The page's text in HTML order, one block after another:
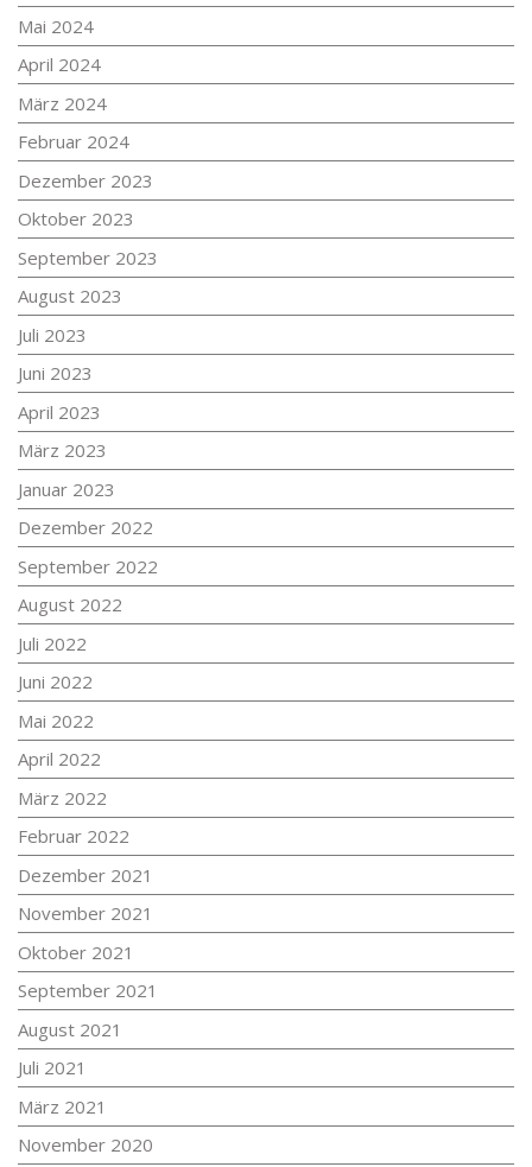
Mai 2024
April 2024
März 2024
Februar 2024
Dezember 2023
Oktober 2023
September 2023
August 2023
Juli 2023
Juni 2023
April 2023
März 2023
Januar 2023
Dezember 2022
September 2022
August 2022
Juli 2022
Juni 2022
Mai 2022
April 2022
März 2022
Februar 2022
Dezember 2021
November 2021
Oktober 2021
September 2021
August 2021
Juli 2021
März 2021
November 2020